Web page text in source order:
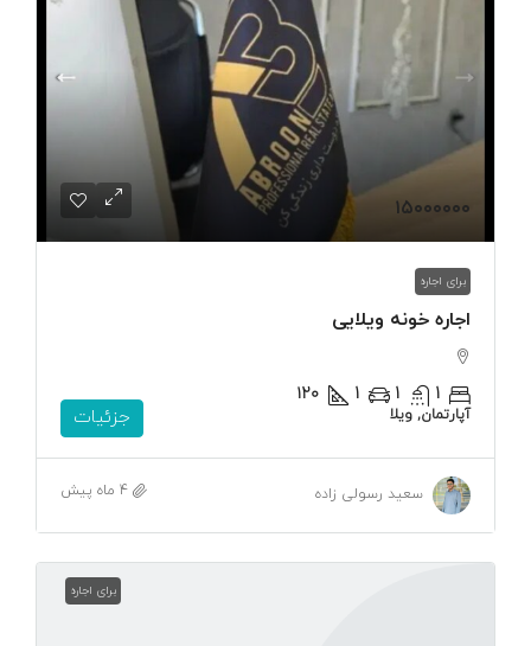
۱۵۰۰۰۰۰۰
برای اجاره
اجاره خونه ویلایی
1
1
1 ۱۲۰
آپارتمان, ویلا جزئیات
سعید رسولی زاده 4 ماه پیش
برای اجاره